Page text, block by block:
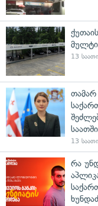
13
თამარ
13
რა